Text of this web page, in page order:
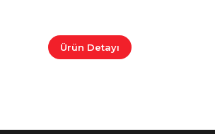
Ürün Detayı